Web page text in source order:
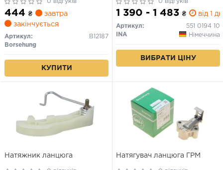
0 відгуків
444 ₴
завтра
закінчується
Артикул:
B12187
Borsehung
КУПИТИ
0 відгуків
1 390 - 1 483 ₴ від 1
Артикул:
551 0194 10
INA
Німеччина
ВИБРАТИ ЦІНУ
Натяжник ланцюга Натягувач ланцюга ГРМ